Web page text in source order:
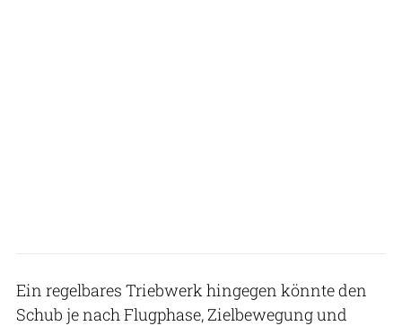
Ein regelbares Triebwerk hingegen könnte den
Schub je nach Flugphase, Zielbewegung und